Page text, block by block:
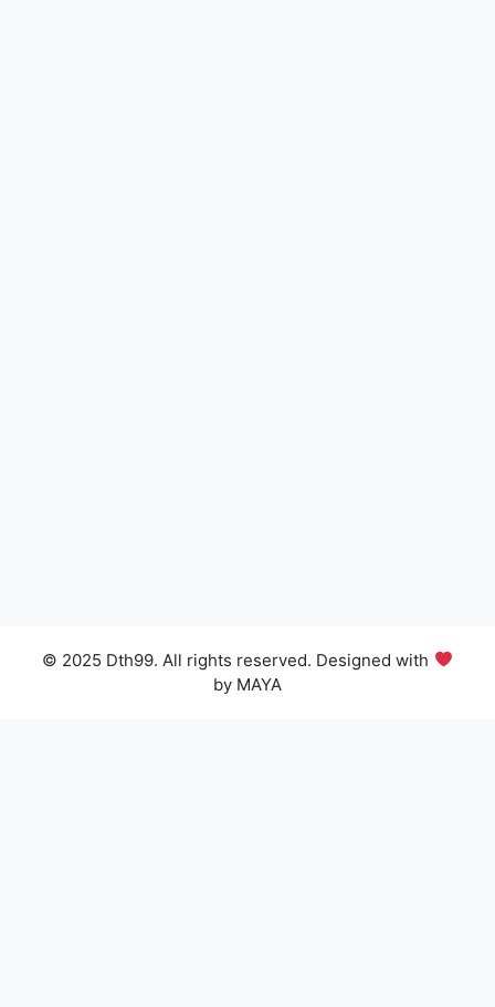
© 2025 Dth99. All rights reserved. Designed with
by MAYA